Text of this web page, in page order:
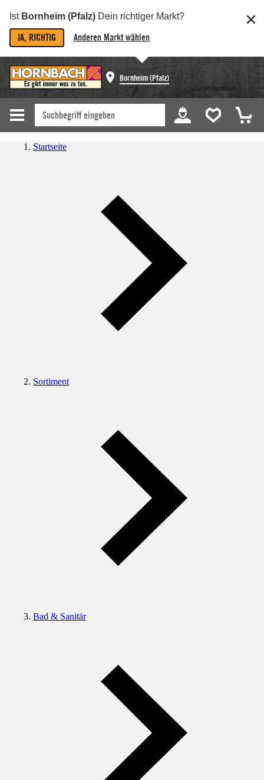
Ist Bornheim (Pfalz) Dein richtiger Markt?
JA, RICHTIG Anderen Markt wählen
Bornheim (Pfalz)
Startseite
Sortiment
Bad & Sanitär